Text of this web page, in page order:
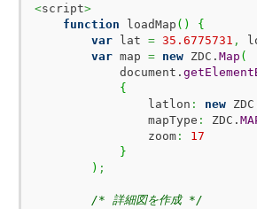
<script>
function loadMap ( )
{
var lat = 35.6775731 ,
var map = new ZDC. Map (
            document.
{
                latlon
: new
                mapType
: ZDC.
                zoom
:
17
}
) ;
/* 詳細図を作成 */